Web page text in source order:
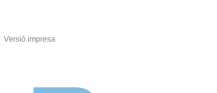
Versió impresa